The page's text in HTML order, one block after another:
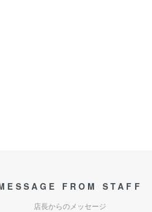
FROM STAFF
店長からのメッセージ